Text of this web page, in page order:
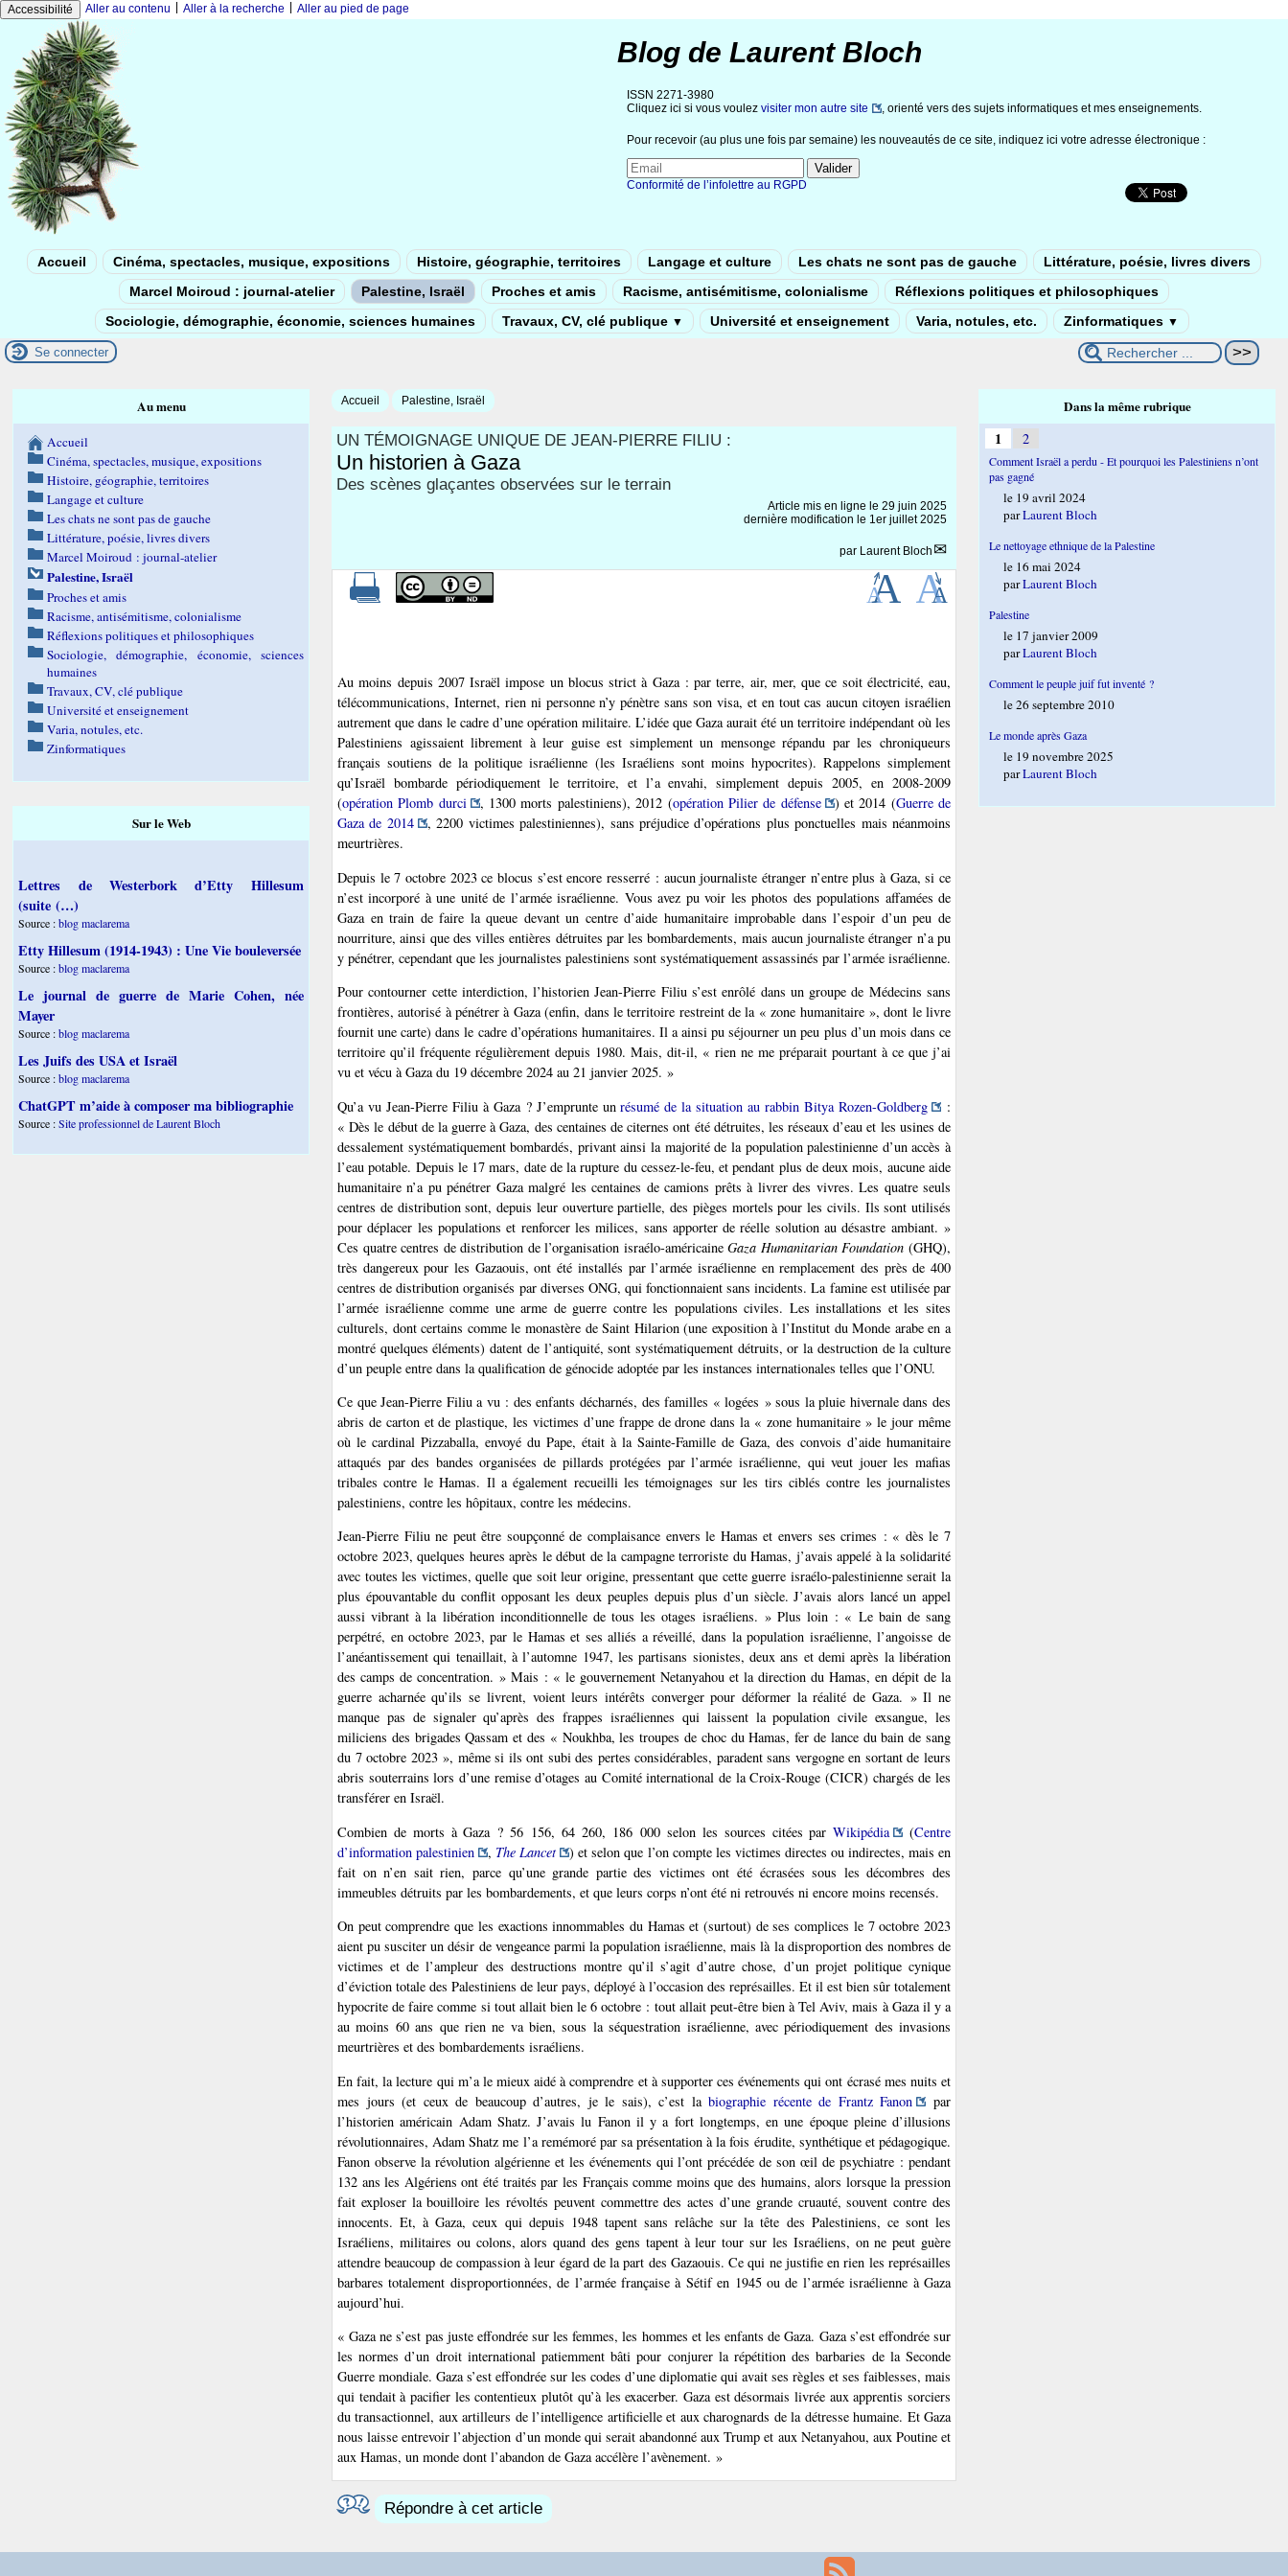
Accessibilité Aller au contenu Aller à la recherche Aller au pied de page
Blog de Laurent Bloch
ISSN 2271-3980
Cliquez ici si vous voulez visiter mon autre site , orienté vers des sujets informatiques et mes enseignements.
Pour recevoir (au plus une fois par semaine) les nouveautés de ce site, indiquez ici votre adresse électronique :
Conformité de l’infolettre au RGPD
Accueil Cinéma, spectacles, musique, expositions Histoire, géographie, territoires Langage et culture Les chats ne sont pas de gauche
Littérature, poésie, livres divers
Marcel Moiroud : journal-atelier
Palestine, Israël Proches et amis Racisme, antisémitisme, colonialisme
Réflexions politiques et philosophiques
Sociologie, démographie, économie, sciences humaines
Travaux, CV, clé publique ▼ Université et enseignement Varia, notules, etc. Zinformatiques ▼
Se connecter
Accueil Palestine, Israël
UN TÉMOIGNAGE UNIQUE DE JEAN-PIERRE FILIU :
Un historien à Gaza
Des scènes glaçantes observées sur le terrain
Article mis en ligne le 29 juin 2025
dernière modification le 1er juillet 2025
par Laurent Bloch
Au moins depuis 2007 Israël impose un blocus strict à Gaza : par terre, air, mer, que ce soit électricité, eau,
télécommunications, Internet, rien ni personne n’y pénètre sans son visa, et en tout cas aucun citoyen israélien
autrement que dans le cadre d’une opération militaire. L’idée que Gaza aurait été un territoire indépendant où les
Palestiniens agissaient librement à leur guise est simplement un mensonge répandu par les chroniqueurs
français soutiens de la politique israélienne (les Israéliens sont moins hypocrites). Rappelons simplement
qu’Israël bombarde périodiquement le territoire, et l’a envahi, simplement depuis 2005, en 2008-2009
(opération Plomb durci , 1300 morts palestiniens), 2012 (opération Pilier de défense ) et 2014 (Guerre de
Gaza de 2014
, 2200 victimes palestiniennes), sans préjudice d’opérations plus ponctuelles mais néanmoins
meurtrières.
Depuis le 7 octobre 2023 ce blocus s’est encore resserré : aucun journaliste étranger n’entre plus à Gaza, si ce
n’est incorporé à une unité de l’armée israélienne. Vous avez pu voir les photos des populations affamées de
Gaza en train de faire la queue devant un centre d’aide humanitaire improbable dans l’espoir d’un peu de
nourriture, ainsi que des villes entières détruites par les bombardements, mais aucun journaliste étranger n’a pu
y pénétrer, cependant que les journalistes palestiniens sont systématiquement assassinés par l’armée israélienne.
Pour contourner cette interdiction, l’historien Jean-Pierre Filiu s’est enrôlé dans un groupe de Médecins sans
frontières, autorisé à pénétrer à Gaza (enfin, dans le territoire restreint de la « zone humanitaire », dont le livre
fournit une carte) dans le cadre d’opérations humanitaires. Il a ainsi pu séjourner un peu plus d’un mois dans ce
territoire qu’il fréquente régulièrement depuis 1980. Mais, dit-il, « rien ne me préparait pourtant à ce que j’ai
vu et vécu à Gaza du 19 décembre 2024 au 21 janvier 2025. »
Qu’a vu Jean-Pierre Filiu à Gaza ? J’emprunte unrésumé de la situation au rabbin Bitya Rozen-Goldberg
:
« Dès le début de la guerre à Gaza, des centaines de citernes ont été détruites, les réseaux d’eau et les usines de
dessalement systématiquement bombardés, privant ainsi la majorité de la population palestinienne d’un accès à
l’eau potable. Depuis le 17 mars, date de la rupture du cessez-le-feu, et pendant plus de deux mois, aucune aide
humanitaire n’a pu pénétrer Gaza malgré les centaines de camions prêts à livrer des vivres. Les quatre seuls
centres de distribution sont, depuis leur ouverture partielle, des pièges mortels pour les civils. Ils sont utilisés
pour déplacer les populations et renforcer les milices, sans apporter de réelle solution au désastre ambiant. »
Ces quatre centres de distribution de l’organisation israélo-américaineGaza Humanitarian Foundation (GHQ),
très dangereux pour les Gazaouis, ont été installés par l’armée israélienne en remplacement des près de 400
centres de distribution organisés par diverses ONG, qui fonctionnaient sans incidents. La famine est utilisée par
l’armée israélienne comme une arme de guerre contre les populations civiles. Les installations et les sites
culturels, dont certains comme le monastère de Saint Hilarion (une exposition à l’Institut du Monde arabe en a
montré quelques éléments) datent de l’antiquité, sont systématiquement détruits, or la destruction de la culture
d’un peuple entre dans la qualification de génocide adoptée par les instances internationales telles que l’ONU.
Ce que Jean-Pierre Filiu a vu : des enfants décharnés, des familles « logées » sous la pluie hivernale dans des
abris de carton et de plastique, les victimes d’une frappe de drone dans la « zone humanitaire » le jour même
où le cardinal Pizzaballa, envoyé du Pape, était à la Sainte-Famille de Gaza, des convois d’aide humanitaire
attaqués par des bandes organisées de pillards protégées par l’armée israélienne, qui veut jouer les mafias
tribales contre le Hamas. Il a également recueilli les témoignages sur les tirs ciblés contre les journalistes
palestiniens, contre les hôpitaux, contre les médecins.
Jean-Pierre Filiu ne peut être soupçonné de complaisance envers le Hamas et envers ses crimes : « dès le 7
octobre 2023, quelques heures après le début de la campagne terroriste du Hamas, j’avais appelé à la solidarité
avec toutes les victimes, quelle que soit leur origine, pressentant que cette guerre israélo-palestinienne serait la
plus épouvantable du conflit opposant les deux peuples depuis plus d’un siècle. J’avais alors lancé un appel
aussi vibrant à la libération inconditionnelle de tous les otages israéliens. » Plus loin : « Le bain de sang
perpétré, en octobre 2023, par le Hamas et ses alliés a réveillé, dans la population israélienne, l’angoisse de
l’anéantissement qui tenaillait, à l’automne 1947, les partisans sionistes, deux ans et demi après la libération
des camps de concentration. » Mais : « le gouvernement Netanyahou et la direction du Hamas, en dépit de la
guerre acharnée qu’ils se livrent, voient leurs intérêts converger pour déformer la réalité de Gaza. » Il ne
manque pas de signaler qu’après des frappes israéliennes qui laissent la population civile exsangue, les
miliciens des brigades Qassam et des « Noukhba, les troupes de choc du Hamas, fer de lance du bain de sang
du 7 octobre 2023 », même si ils ont subi des pertes considérables, paradent sans vergogne en sortant de leurs
abris souterrains lors d’une remise d’otages au Comité international de la Croix-Rouge (CICR) chargés de les
transférer en Israël.
Combien de morts à Gaza ? 56 156, 64 260, 186 000 selon les sources citées parWikipédia (Centre
d’information palestinien
, The Lancet
) et selon que l’on compte les victimes directes ou indirectes, mais en
fait on n’en sait rien, parce qu’une grande partie des victimes ont été écrasées sous les décombres des
immeubles détruits par les bombardements, et que leurs corps n’ont été ni retrouvés ni encore moins recensés.
On peut comprendre que les exactions innommables du Hamas et (surtout) de ses complices le 7 octobre 2023
aient pu susciter un désir de vengeance parmi la population israélienne, mais là la disproportion des nombres de
victimes et de l’ampleur des destructions montre qu’il s’agit d’autre chose, d’un projet politique cynique
d’éviction totale des Palestiniens de leur pays, déployé à l’occasion des représailles. Et il est bien sûr totalement
hypocrite de faire comme si tout allait bien le 6 octobre : tout allait peut-être bien à Tel Aviv, mais à Gaza il y a
au moins 60 ans que rien ne va bien, sous la séquestration israélienne, avec périodiquement des invasions
meurtrières et des bombardements israéliens.
En fait, la lecture qui m’a le mieux aidé à comprendre et à supporter ces événements qui ont écrasé mes nuits et
mes jours (et ceux de beaucoup d’autres, je le sais), c’est labiographie récente de Frantz Fanon
par
l’historien américain Adam Shatz. J’avais lu Fanon il y a fort longtemps, en une époque pleine d’illusions
révolutionnaires, Adam Shatz me l’a remémoré par sa présentation à la fois érudite, synthétique et pédagogique.
Fanon observe la révolution algérienne et les événements qui l’ont précédée de son œil de psychiatre : pendant
132 ans les Algériens ont été traités par les Français comme moins que des humains, alors lorsque la pression
fait exploser la bouilloire les révoltés peuvent commettre des actes d’une grande cruauté, souvent contre des
innocents. Et, à Gaza, ceux qui depuis 1948 tapent sans relâche sur la tête des Palestiniens, ce sont les
Israéliens, militaires ou colons, alors quand des gens tapent à leur tour sur les Israéliens, on ne peut guère
attendre beaucoup de compassion à leur égard de la part des Gazaouis. Ce qui ne justifie en rien les représailles
barbares totalement disproportionnées, de l’armée française à Sétif en 1945 ou de l’armée israélienne à Gaza
aujourd’hui.
« Gaza ne s’est pas juste effondrée sur les femmes, les hommes et les enfants de Gaza. Gaza s’est effondrée sur
les normes d’un droit international patiemment bâti pour conjurer la répétition des barbaries de la Seconde
Guerre mondiale. Gaza s’est effondrée sur les codes d’une diplomatie qui avait ses règles et ses faiblesses, mais
qui tendait à pacifier les contentieux plutôt qu’à les exacerber. Gaza est désormais livrée aux apprentis sorciers
du transactionnel, aux artilleurs de l’intelligence artificielle et aux charognards de la détresse humaine. Et Gaza
nous laisse entrevoir l’abjection d’un monde qui serait abandonné aux Trump et aux Netanyahou, aux Poutine et
aux Hamas, un monde dont l’abandon de Gaza accélère l’avènement. »
Répondre à cet article
Au menu
Accueil
Cinéma, spectacles, musique, expositions
Histoire, géographie, territoires
Langage et culture
Les chats ne sont pas de gauche
Littérature, poésie, livres divers
Marcel Moiroud : journal-atelier
Palestine, Israël
Proches et amis
Racisme, antisémitisme, colonialisme
Réflexions politiques et philosophiques
Sociologie, démographie, économie, sciences
humaines
Travaux, CV, clé publique
Université et enseignement
Varia, notules, etc.
Zinformatiques
Sur le Web
Lettres de Westerbork d’Etty Hillesum
(suite (…)
Source :blog maclarema
Etty Hillesum (1914-1943) : Une Vie bouleversée
Source :blog maclarema
Le journal de guerre de Marie Cohen, née
Mayer
Source :blog maclarema
Les Juifs des USA et Israël
Source :blog maclarema
ChatGPT m’aide à composer ma bibliographie
Source :Site professionnel de Laurent Bloch
Dans la même rubrique
1 2
Comment Israël a perdu - Et pourquoi les Palestiniens n’ont
pas gagné
le 19 avril 2024
parLaurent Bloch
Le nettoyage ethnique de la Palestine
le 16 mai 2024
parLaurent Bloch
Palestine
le 17 janvier 2009
parLaurent Bloch
Comment le peuple juif fut inventé ?
le 26 septembre 2010
Le monde après Gaza
le 19 novembre 2025
parLaurent Bloch